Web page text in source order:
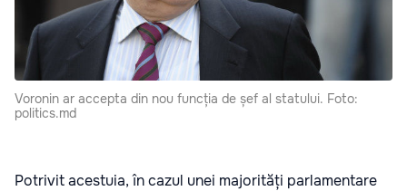
Voronin ar accepta din nou funcția de șef al statului. Foto:
politics.md
Potrivit acestuia, în cazul unei majorități parlamentare